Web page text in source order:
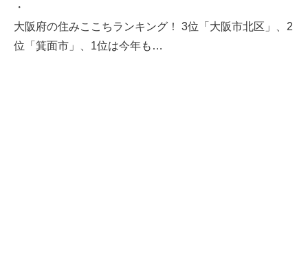
・
大阪府の住みここちランキング！ 3位「大阪市北区」、2
位「箕面市」、1位は今年も…